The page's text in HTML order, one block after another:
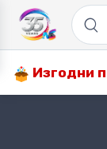
Изгодни